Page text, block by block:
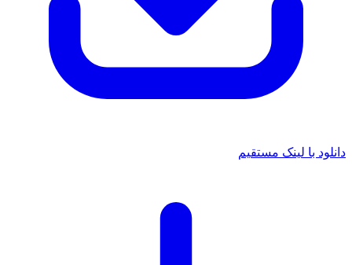
دانلود با لینک مستقیم